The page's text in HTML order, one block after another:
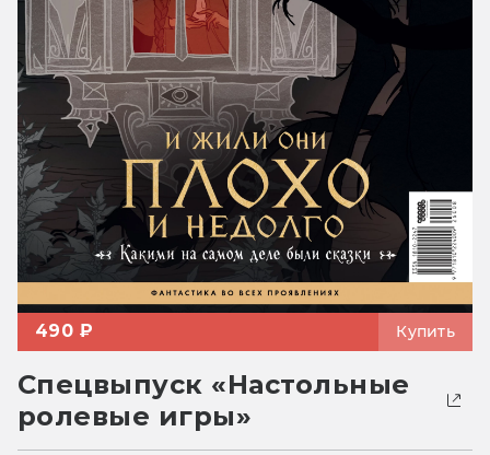
490 ₽ Купить
Спецвыпуск «Настольные
ролевые игры»